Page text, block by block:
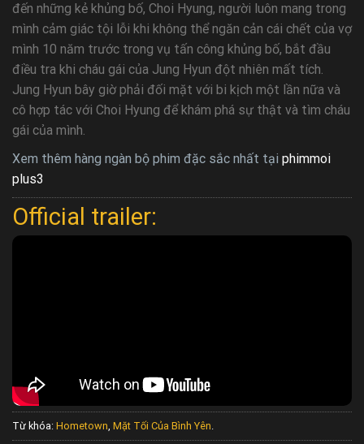
đến những kẻ khủng bố, Choi Hyung, người luôn mang trong
mình cảm giác tội lỗi khi không thể ngăn cản cái chết của vợ
mình 10 năm trước trong vụ tấn công khủng bố, bắt đầu
điều tra khi cháu gái của Jung Hyun đột nhiên mất tích.
Jung Hyun bây giờ phải đối mặt với bi kịch một lần nữa và
cô hợp tác với Choi Hyung để khám phá sự thật và tìm cháu
gái của mình.
Xem thêm hàng ngàn bộ phim đặc sắc nhất tại phimmoi
plus3
Official trailer:
Từ khóa: Hometown Mặt Tối Của Bình Yên